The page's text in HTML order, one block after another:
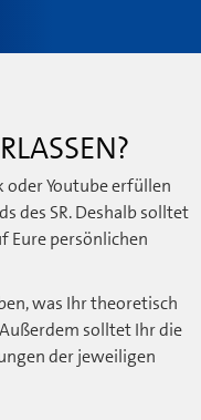
oder Youtube erfüllen
des SR. Deshalb solltet
Eure persönlichen
was Ihr theoretisch
solltet Ihr die
der jeweiligen